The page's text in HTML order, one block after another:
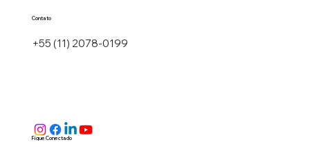
Fique Conectado
Contato
+55 (11) 2078-0199